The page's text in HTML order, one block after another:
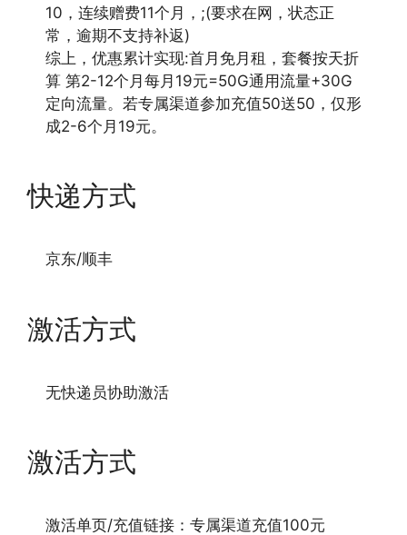
10，连续赠费11个月，;(要求在网，状态正
常，逾期不支持补返)
综上，优惠累计实现:首月免月租，套餐按天折
算 第2-12个月每月19元=50G通用流量+30G
定向流量。若专属渠道参加充值50送50，仅形
成2-6个月19元。
快递方式
京东/顺丰
激活方式
无快递员协助激活
激活方式
激活单页/充值链接：专属渠道充值100元